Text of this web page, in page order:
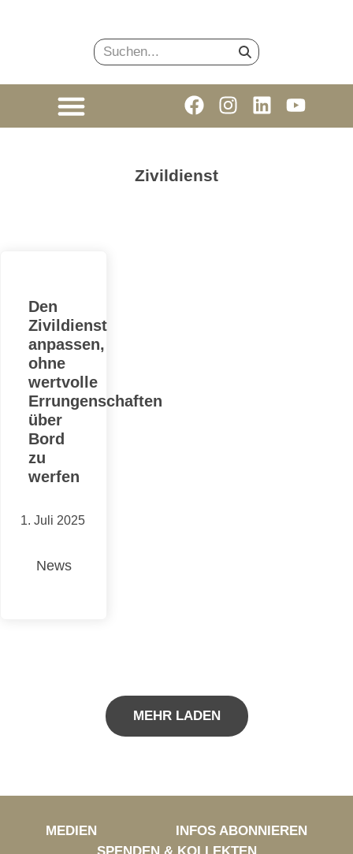
Zivildienst
Den
Zivildienst
anpassen,
ohne
wertvolle
Errungenschaften
über
Bord
zu
werfen
1. Juli 2025
News
MEHR LADEN
MEDIEN
INFOS ABONNIEREN